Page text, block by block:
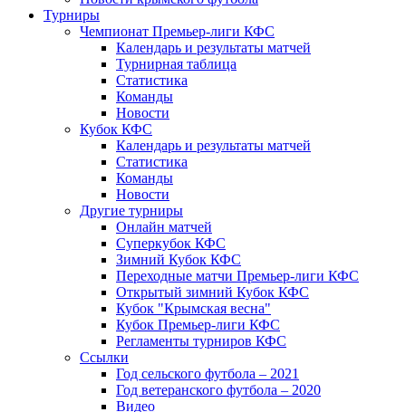
Турниры
Чемпионат Премьер-лиги КФС
Календарь и результаты матчей
Турнирная таблица
Статистика
Команды
Новости
Кубок КФС
Календарь и результаты матчей
Статистика
Команды
Новости
Другие турниры
Онлайн матчей
Суперкубок КФС
Зимний Кубок КФС
Переходные матчи Премьер-лиги КФС
Открытый зимний Кубок КФС
Кубок "Крымская весна"
Кубок Премьер-лиги КФС
Регламенты турниров КФС
Ссылки
Год сельского футбола – 2021
Год ветеранского футбола – 2020
Видео